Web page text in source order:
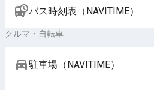
バス時刻表（NAVITIME）
クルマ・自転車
駐車場（NAVITIME）